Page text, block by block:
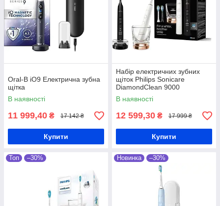
Oral-B iO9 Електрична зубна
щітка
В наявності
11 999,40 ₴ 17 142 ₴
Купити
Набір електричних зубних
щіток Philips Sonicare
DiamondClean 9000
HX9914/61
В наявності
12 599,30 ₴ 17 999 ₴
Купити
Топ –30% Новинка –30%